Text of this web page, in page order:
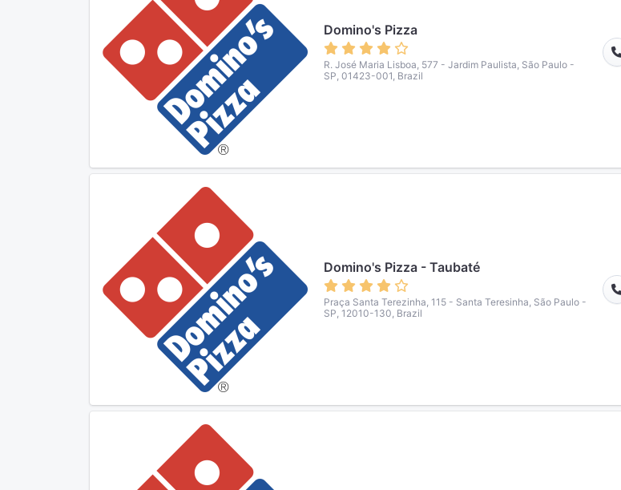
Domino's Pizza
R. José Maria Lisboa, 577 - Jardim Paulista, São Paulo -
SP, 01423-001, Brazil
Domino's Pizza - Taubaté
Praça Santa Terezinha, 115 - Santa Teresinha, São Paulo -
SP, 12010-130, Brazil